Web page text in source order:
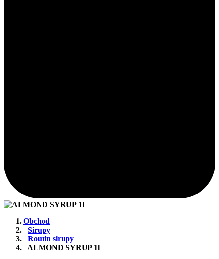
Obchod
Sirupy
Routin sirupy
ALMOND SYRUP 1l